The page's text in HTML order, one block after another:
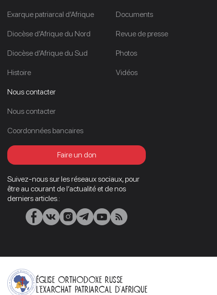
Exarque patriarcal d’Afrique
Diocèse d’Afrique du Nord
Diocèse d’Afrique du Sud
Histoire
Documents
Revue de presse
Photos
Vidéos
Nous contacter
Nous contacter
Coordonnées bancaires
Faire un don
Suivez-nous sur les réseaux sociaux, pour
être au courant de l’actualité et de nos
derniers articles.:
Église orthodoxe russe
L’Exarchat patriarcal d’Afrique